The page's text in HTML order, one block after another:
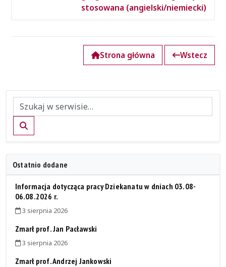
stosowana (angielski/niemiecki)
Strona główna Wstecz
Szukaj
Ostatnio dodane
Informacja dotycząca pracy Dziekanatu w dniach 03.08-
06.08.2026 r.
3 sierpnia 2026
Zmarł prof. Jan Pacławski
3 sierpnia 2026
Zmarł prof. Andrzej Jankowski